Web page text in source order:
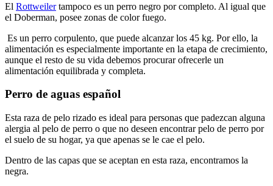
El Rottweilertampoco es un perro negro por completo. Al igual que
el Doberman, posee zonas de color fuego.
Es un perro corpulento, que puede alcanzar los 45 kg. Por ello, la
alimentación es especialmente importante en la etapa de crecimiento,
aunque el resto de su vida debemos procurar ofrecerle un
alimentación equilibrada y completa.
Perro de aguas español
Esta raza de pelo rizado es ideal para personas que padezcan alguna
alergia al pelo de perro o que no deseen encontrar pelo de perro por
el suelo de su hogar, ya que apenas se le cae el pelo.
Dentro de las capas que se aceptan en esta raza, encontramos la
negra.